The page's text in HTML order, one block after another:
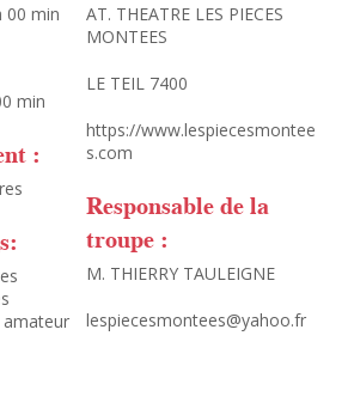
00 min
min
:
amateur
AT. THEATRE LES PIECES
MONTEES
LE TEIL 7400
https://www.lespiecesmontee
s.com
Responsable de la
troupe :
M. THIERRY TAULEIGNE
lespiecesmontees@yahoo.fr